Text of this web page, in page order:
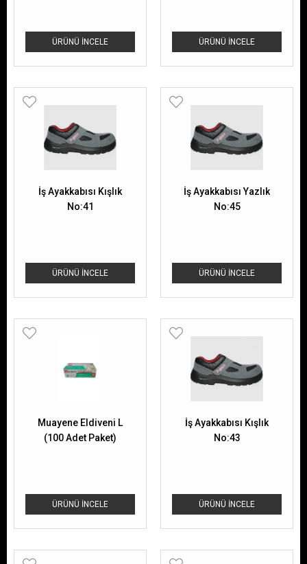
ÜRÜNÜ İNCELE ÜRÜNÜ İNCELE
ÜRÜNÜ İNCELE
İş Ayakkabısı Kışlık
No:41
ÜRÜNÜ İNCELE
İş Ayakkabısı Yazlık
No:45
ÜRÜNÜ İNCELE
Muayene Eldiveni L
(100 Adet Paket)
ÜRÜNÜ İNCELE
İş Ayakkabısı Kışlık
No:43